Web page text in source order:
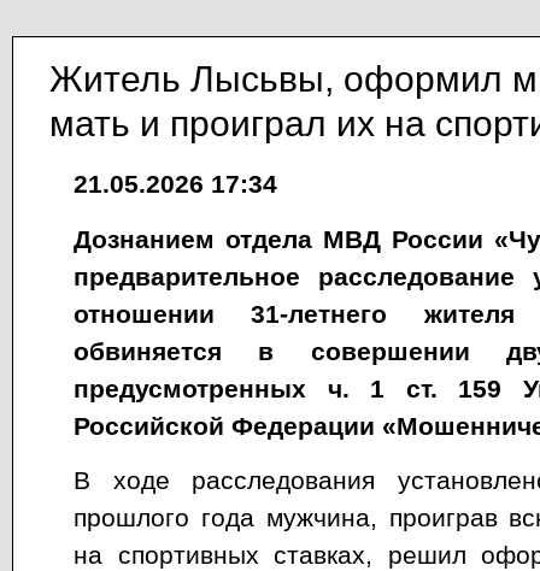
Житель Лысьвы, оформил
мать и проиграл их на
21.05.2026 17:34
Дознанием отдела МВД России
предварительное расследование
отношении 31-летнего
обвиняется в совершении
предусмотренных ч. 1 ст. 159
Российской Федерации
В ходе расследования
прошлого года мужчина, проиграв
на спортивных ставках, решил